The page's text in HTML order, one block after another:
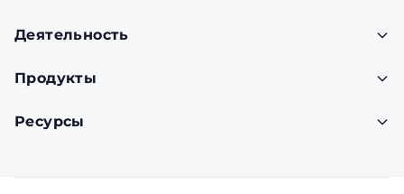
Деятельность
Продукты
Ресурсы